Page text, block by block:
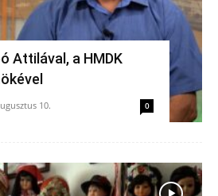
Attilával, a HMDK
10. 0